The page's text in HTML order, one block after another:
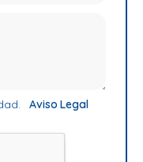
Aviso Legal